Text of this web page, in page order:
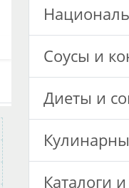
Соусы и
Диеты и
Каталоги